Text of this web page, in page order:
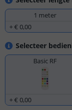
1 meter
+€ 0,00
Selecteer
Basic RF
+€ 0,00